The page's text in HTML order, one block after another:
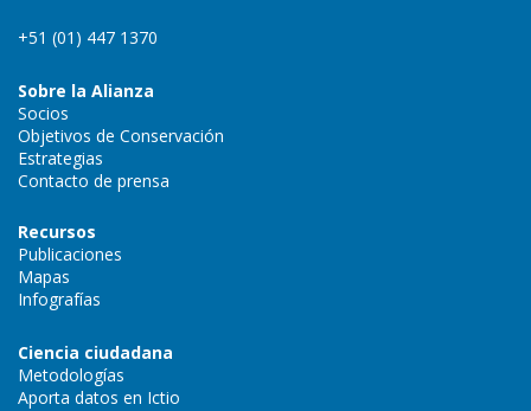
+51 (01) 447 1370
Sobre la Alianza
Socios
Objetivos de Conservación
Estrategias
Contacto de prensa
Recursos
Publicaciones
Mapas
Infografías
Ciencia ciudadana
Metodologías
Aporta datos en Ictio